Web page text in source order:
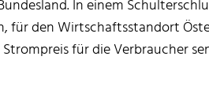
In einem
für den Wirtschaftsstandort
für die Verbraucher